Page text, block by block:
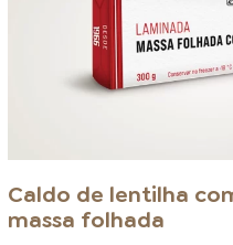
Caldo de lentilha
massa folhada